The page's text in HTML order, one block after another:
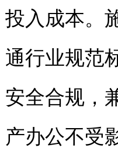
投入成本。
通行业规范
安全合规，
产办公不受